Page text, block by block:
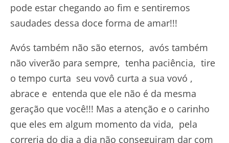
pode estar chegando ao fim e sentiremos
saudades dessa doce forma de amar!!!
Avós também não são eternos, avós também
não viverão para sempre, tenha paciência, tire
o tempo curta seu vovô curta a sua vovó ,
abrace e entenda que ele não é da mesma
geração que você!!! Mas a atenção e o carinho
que eles em algum momento da vida, pela
correria do dia a dia não conseguiram dar com